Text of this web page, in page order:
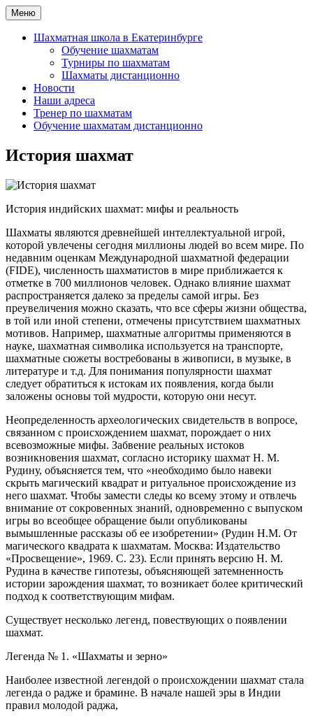
Перейти
к
содержимому
Шахматная школа Шахматное искусство
Шахматная школа в Москве, Санкт-Петербурге, Сочи и
Екатеринбурге
Меню
Шахматная школа в Екатеринбурге
Обучение шахматам
Турниры по шахматам
Шахматы дистанционно
Новости
Наши адреса
Тренер по шахматам
Обучение шахматам дистанционно
История шахмат
История индийских шахмат: мифы и реальность
Шахматы являются древнейшей интеллектуальной игрой,
которой увлечены сегодня миллионы людей во всем мире. По
недавним оценкам Международной шахматной федерации
(FIDE), численность шахматистов в мире приближается к
отметке в 700 миллионов человек. Однако влияние шахмат
распространяется далеко за пределы самой игры. Без
преувеличения можно сказать, что все сферы жизни общества,
в той или иной степени, отмечены присутствием шахматных
мотивов. Например, шахматные алгоритмы применяются в
науке, шахматная символика используется на транспорте,
шахматные сюжеты востребованы в живописи, в музыке, в
литературе и т.д. Для понимания популярности шахмат
следует обратиться к истокам их появления, когда были
заложены основы той мудрости, которую они несут.
Неопределенность археологических свидетельств в вопросе,
связанном с происхождением шахмат, порождает о них
всевозможные мифы. Забвение реальных истоков
возникновения шахмат, согласно историку шахмат Н. М.
Рудину, объясняется тем, что «необходимо было навеки
скрыть магический квадрат и ритуальное происхождение из
него шахмат. Чтобы замести следы ко всему этому и отвлечь
внимание от сокровенных знаний, одновременно с выпуском
игры во всеобщее обращение были опубликованы
вымышленные рассказы об ее изобретении» (Рудин Н.М. От
магического квадрата к шахматам. Москва: Издательство
«Просвещение», 1969. С. 23). Если принять версию Н. М.
Рудина в качестве гипотезы, объясняющей затемненность
истории зарождения шахмат, то возникает более критический
подход к соответствующим мифам.
Существует несколько легенд, повествующих о появлении
шахмат.
Легенда № 1. «Шахматы и зерно»
Наиболее известной легендой о происхождении шахмат стала
легенда о радже и брамине. В начале нашей эры в Индии
правил молодой раджа,